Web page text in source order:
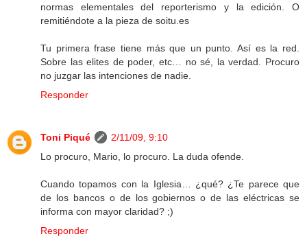
normas elementales del reporterismo y la edición. O
remitiéndote a la pieza de soitu.es
Tu primera frase tiene más que un punto. Así es la red.
Sobre las elites de poder, etc… no sé, la verdad. Procuro
no juzgar las intenciones de nadie.
Responder
Toni Piqué
2/11/09, 9:10
Lo procuro, Mario, lo procuro. La duda ofende.
Cuando topamos con la Iglesia… ¿qué? ¿Te parece que
de los bancos o de los gobiernos o de las eléctricas se
informa con mayor claridad? ;)
Responder